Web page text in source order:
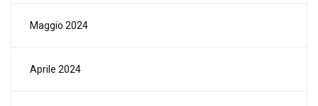
Maggio 2024
Aprile 2024